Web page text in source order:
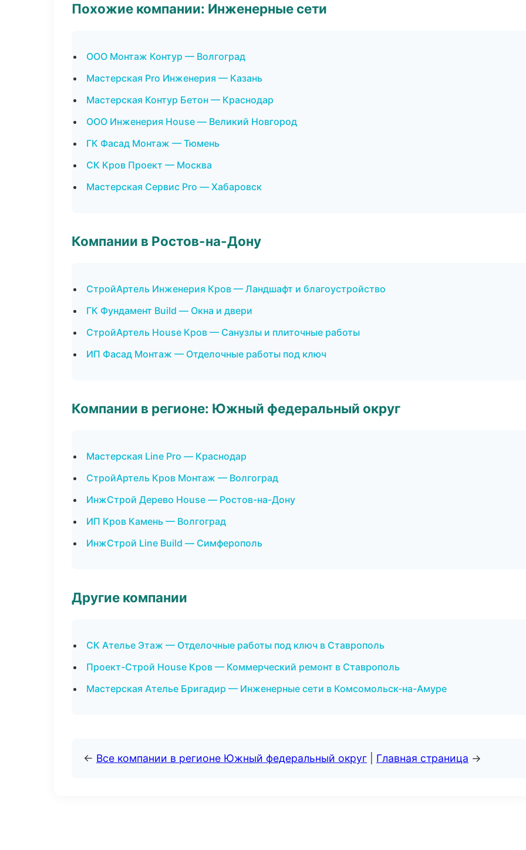
Похожие компании: Инженерные сети
ООО Монтаж Контур — Волгоград
Мастерская Pro Инженерия — Казань
Мастерская Контур Бетон — Краснодар
ООО Инженерия House — Великий Новгород
ГК Фасад Монтаж — Тюмень
СК Кров Проект — Москва
Мастерская Сервис Pro — Хабаровск
Компании в Ростов-на-Дону
СтройАртель Инженерия Кров — Ландшафт и благоустройство
ГК Фундамент Build — Окна и двери
СтройАртель House Кров — Санузлы и плиточные работы
ИП Фасад Монтаж — Отделочные работы под ключ
Компании в регионе: Южный федеральный округ
Мастерская Line Pro — Краснодар
СтройАртель Кров Монтаж — Волгоград
ИнжСтрой Дерево House — Ростов-на-Дону
ИП Кров Камень — Волгоград
ИнжСтрой Line Build — Симферополь
Другие компании
СК Ателье Этаж — Отделочные работы под ключ в Ставрополь
Проект-Строй House Кров — Коммерческий ремонт в Ставрополь
Мастерская Ателье Бригадир — Инженерные сети в Комсомольск-на-Амуре
← Все компании в регионе Южный федеральный округ Главная страница →